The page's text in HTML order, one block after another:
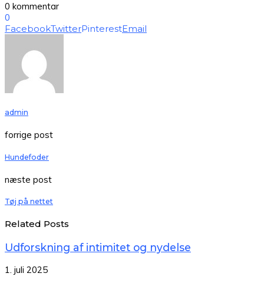
0 kommentar
0
FacebookTwitterPinterestEmail
admin
forrige post
Hundefoder
næste post
Tøj på nettet
Related Posts
Udforskning af intimitet og nydelse
1. juli 2025